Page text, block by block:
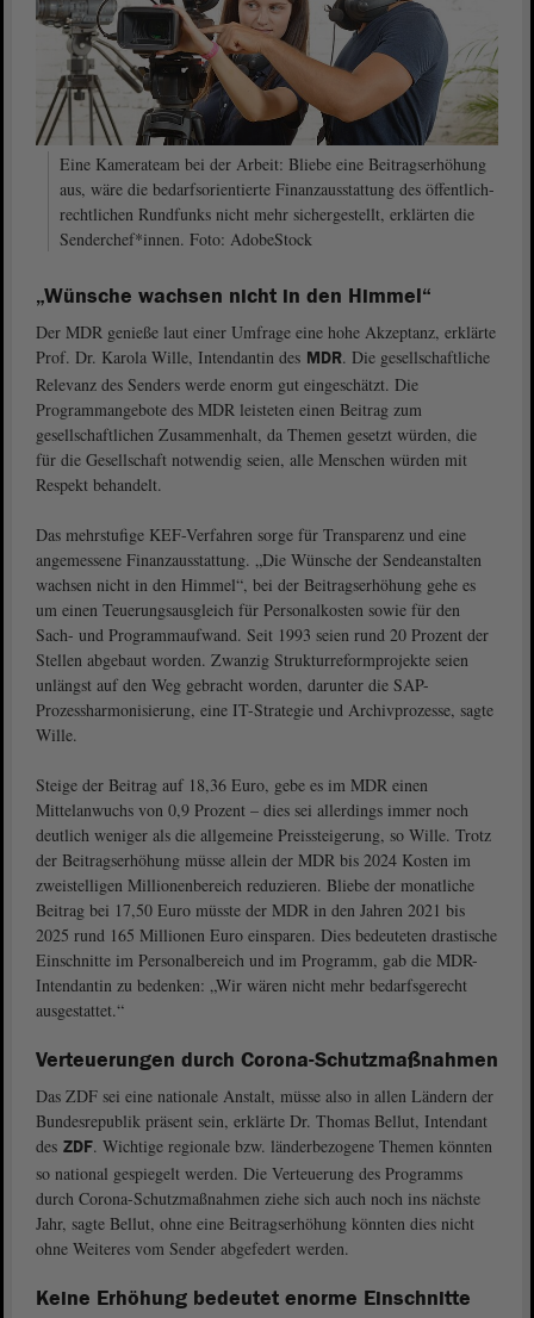
Eine Kamerateam bei der Arbeit: Bliebe eine Beitragserhöhung
aus, wäre die bedarfsorientierte Finanzausstattung des öffentlich-
rechtlichen Rundfunks nicht mehr sichergestellt, erklärten die
Senderchef*innen. Foto: AdobeStock
„Wünsche wachsen nicht in den Himmel“
Der MDR genieße laut einer Umfrage eine hohe Akzeptanz, erklärte
Prof. Dr. Karola Wille, Intendantin des MDR. Die gesellschaftliche
Relevanz des Senders werde enorm gut eingeschätzt. Die
Programmangebote des MDR leisteten einen Beitrag zum
gesellschaftlichen Zusammenhalt, da Themen gesetzt würden, die
für die Gesellschaft notwendig seien, alle Menschen würden mit
Respekt behandelt.
Das mehrstufige KEF-Verfahren sorge für Transparenz und eine
angemessene Finanzausstattung. „Die Wünsche der Sendeanstalten
wachsen nicht in den Himmel“, bei der Beitragserhöhung gehe es
um einen Teuerungsausgleich für Personalkosten sowie für den
Sach- und Programmaufwand. Seit 1993 seien rund 20 Prozent der
Stellen abgebaut worden. Zwanzig Strukturreformprojekte seien
unlängst auf den Weg gebracht worden, darunter die SAP-
Prozessharmonisierung, eine IT-Strategie und Archivprozesse, sagte
Wille.
Steige der Beitrag auf 18,36 Euro, gebe es im MDR einen
Mittelanwuchs von 0,9 Prozent – dies sei allerdings immer noch
deutlich weniger als die allgemeine Preissteigerung, so Wille. Trotz
der Beitragserhöhung müsse allein der MDR bis 2024 Kosten im
zweistelligen Millionenbereich reduzieren. Bliebe der monatliche
Beitrag bei 17,50 Euro müsste der MDR in den Jahren 2021 bis
2025 rund 165 Millionen Euro einsparen. Dies bedeuteten drastische
Einschnitte im Personalbereich und im Programm, gab die MDR-
Intendantin zu bedenken: „Wir wären nicht mehr bedarfsgerecht
ausgestattet.“
Verteuerungen durch Corona-Schutzmaßnahmen
Das ZDF sei eine nationale Anstalt, müsse also in allen Ländern der
Bundesrepublik präsent sein, erklärte Dr. Thomas Bellut, Intendant
des ZDF. Wichtige regionale bzw. länderbezogene Themen könnten
so national gespiegelt werden. Die Verteuerung des Programms
durch Corona-Schutzmaßnahmen ziehe sich auch noch ins nächste
Jahr, sagte Bellut, ohne eine Beitragserhöhung könnten dies nicht
ohne Weiteres vom Sender abgefedert werden.
Keine Erhöhung bedeutet enorme Einschnitte